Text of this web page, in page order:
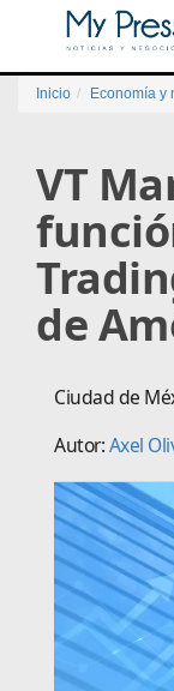
Inicio Economía y
VT
de
Ciudad de
Autor:Axel